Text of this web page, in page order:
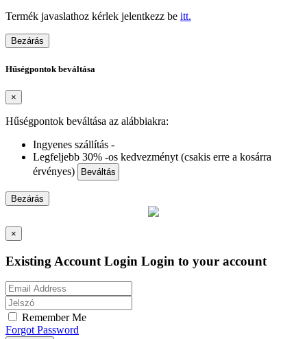
Termék javaslathoz kérlek jelentkezz be itt.
Bezárás
Hűségpontok beváltása
×
Hűségpontok beváltása az alábbiakra:
Ingyenes szállítás -
Legfeljebb 30% -os kedvezményt (csakis erre a kosárra
érvényes)
Beváltás
Bezárás
×
Existing Account Login Login to your account
Remember Me
Forgot Password